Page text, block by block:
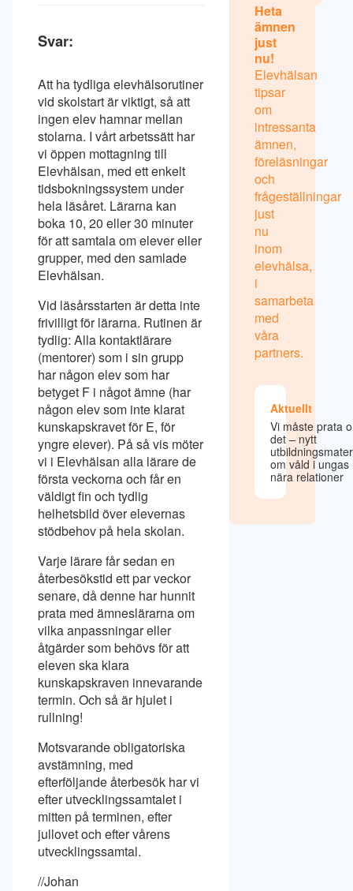
Svar:
Att ha tydliga elevhälsorutiner
vid skolstart är viktigt, så att
ingen elev hamnar mellan
stolarna. I vårt arbetssätt har
vi öppen mottagning till
Elevhälsan, med ett enkelt
tidsbokningssystem under
hela läsåret. Lärarna kan
boka 10, 20 eller 30 minuter
för att samtala om elever eller
grupper, med den samlade
Elevhälsan.
Vid läsårsstarten är detta inte
frivilligt för lärarna. Rutinen är
tydlig: Alla kontaktlärare
(mentorer) som i sin grupp
har någon elev som har
betyget F i något ämne (har
någon elev som inte klarat
kunskapskravet för E, för
yngre elever). På så vis möter
vi i Elevhälsan alla lärare de
första veckorna och får en
väldigt fin och tydlig
helhetsbild över elevernas
stödbehov på hela skolan.
Varje lärare får sedan en
återbesökstid ett par veckor
senare, då denne har hunnit
prata med ämneslärarna om
vilka anpassningar eller
åtgärder som behövs för att
eleven ska klara
kunskapskraven innevarande
termin. Och så är hjulet i
rullning!
Motsvarande obligatoriska
avstämning, med
efterföljande återbesök har vi
efter utvecklingssamtalet i
mitten på terminen, efter
jullovet och efter vårens
utvecklingssamtal.
//Johan
Heta
ämnen
just
nu!
Elevhälsan
tipsar
om
intressanta
ämnen,
föreläsningar
och
frågeställningar
just
nu
inom
elevhälsa,
i
samarbeta
med
våra
partners.
Aktuellt
Vi måste prata
det – nytt
om våld i ungas
nära relationer